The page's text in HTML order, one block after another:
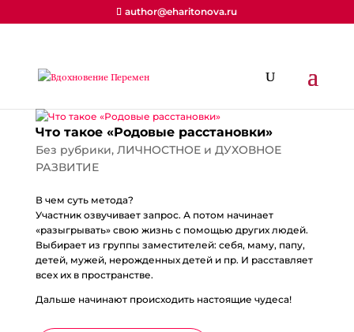
author@eharitonova.ru
Что такое «Родовые расстановки»
Без рубрики, ЛИЧНОСТНОЕ и ДУХОВНОЕ
РАЗВИТИЕ
В чем суть метода?
Участник озвучивает запрос. А потом начинает
«разыгрывать» свою жизнь с помощью других людей.
Выбирает из группы заместителей: себя, маму, папу,
детей, мужей, нерожденных детей и пр. И расставляет
всех их в пространстве.
Дальше начинают происходить настоящие чудеса!